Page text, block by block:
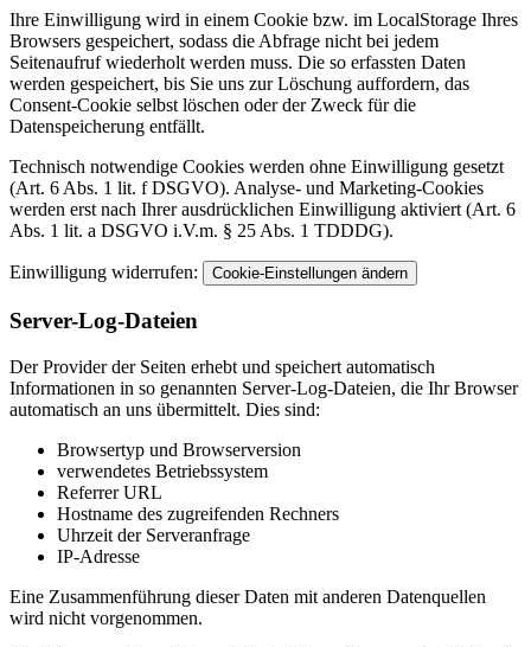
Ihre Einwilligung wird in einem Cookie bzw. im LocalStorage Ihres
Browsers gespeichert, sodass die Abfrage nicht bei jedem
Seitenaufruf wiederholt werden muss. Die so erfassten Daten
werden gespeichert, bis Sie uns zur Löschung auffordern, das
Consent-Cookie selbst löschen oder der Zweck für die
Datenspeicherung entfällt.
Technisch notwendige Cookies werden ohne Einwilligung gesetzt
(Art. 6 Abs. 1 lit. f DSGVO). Analyse- und Marketing-Cookies
werden erst nach Ihrer ausdrücklichen Einwilligung aktiviert (Art. 6
Abs. 1 lit. a DSGVO i.V.m. § 25 Abs. 1 TDDDG).
Einwilligung widerrufen: Cookie-Einstellungen ändern
Server-Log-Dateien
Der Provider der Seiten erhebt und speichert automatisch
Informationen in so genannten Server-Log-Dateien, die Ihr Browser
automatisch an uns übermittelt. Dies sind:
Browsertyp und Browserversion
verwendetes Betriebssystem
Referrer URL
Hostname des zugreifenden Rechners
Uhrzeit der Serveranfrage
IP-Adresse
Eine Zusammenführung dieser Daten mit anderen Datenquellen
wird nicht vorgenommen.